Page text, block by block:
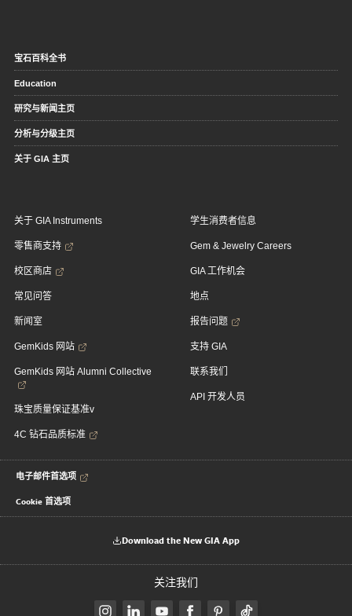
宝石百科全书
Education
研究与新闻主页
分析与分级主页
关于 GIA 主页
关于 GIA Instruments
零售商支持
校区商店
常见问答
新闻室
GemKids 网站
GemKids 网站 Alumni Collective
珠宝质量保证基准v
4C 钻石品质标准
学生消费者信息
Gem & Jewelry Careers
GIA 工作机会
地点
报告问题
支持 GIA
联系我们
API 开发人员
电子邮件首选项
Cookie 首选项
Download the New GIA App
关注我们